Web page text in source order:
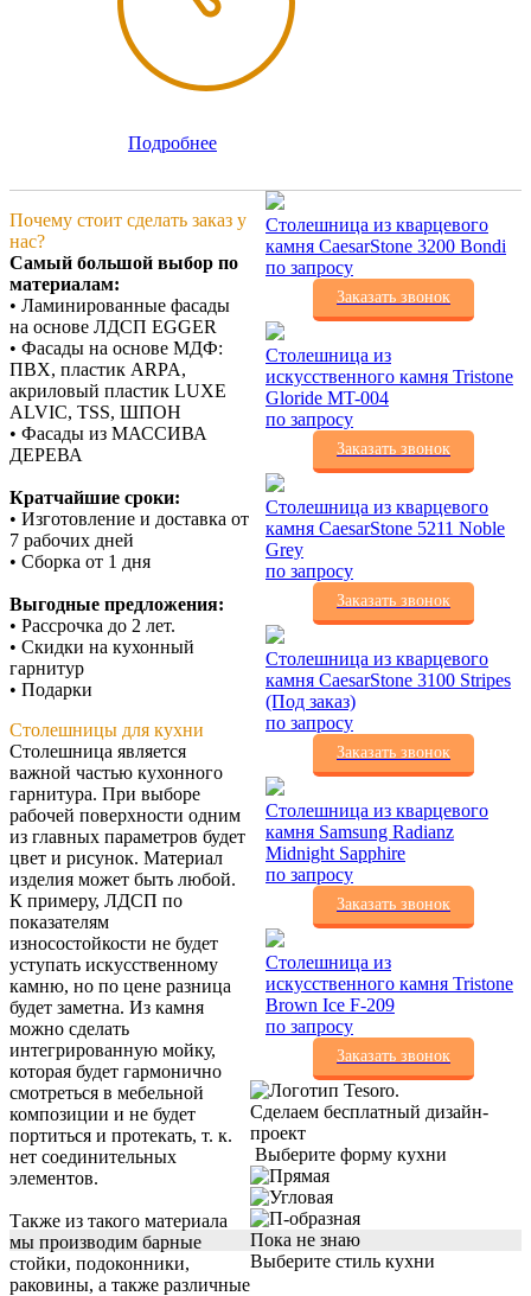
Подробнее
Почему стоит сделать заказ у
нас?
Самый большой выбор по
материалам:
• Ламинированные фасады
на основе ЛДСП EGGER
• Фасады на основе МДФ:
ПВХ, пластик ARPA,
акриловый пластик LUXE
ALVIC, TSS, ШПОН
• Фасады из МАССИВА
ДЕРЕВА
Кратчайшие сроки:
• Изготовление и доставка от
7 рабочих дней
• Сборка от 1 дня
Выгодные предложения:
• Рассрочка до 2 лет.
• Скидки на кухонный
гарнитур
• Подарки
Столешницы для кухни
Столешница является
важной частью кухонного
гарнитура. При выборе
рабочей поверхности одним
из главных параметров будет
цвет и рисунок. Материал
изделия может быть любой.
К примеру, ЛДСП по
показателям
износостойкости не будет
уступать искусственному
камню, но по цене разница
будет заметна. Из камня
можно сделать
интегрированную мойку,
которая будет гармонично
смотреться в мебельной
композиции и не будет
портиться и протекать, т. к.
нет соединительных
элементов.
Также из такого материала
мы производим барные
стойки, подоконники,
раковины, а также различные
Столешница из кварцевого
камня CaesarStone 3200 Bondi
по запросу
Заказать звонок
Столешница из
искусственного камня Tristone
Gloride MT-004
по запросу
Заказать звонок
Столешница из кварцевого
камня CaesarStone 5211 Noble
Grey
по запросу
Заказать звонок
Столешница из кварцевого
камня CaesarStone 3100 Stripes
(Под заказ)
по запросу
Заказать звонок
Столешница из кварцевого
камня Samsung Radianz
Midnight Sapphire
по запросу
Заказать звонок
Столешница из
искусственного камня Tristone
Brown Ice F-209
по запросу
Заказать звонок
Сделаем бесплатный дизайн-
проект
Выберите форму кухни
Пока не знаю
Выберите стиль кухни